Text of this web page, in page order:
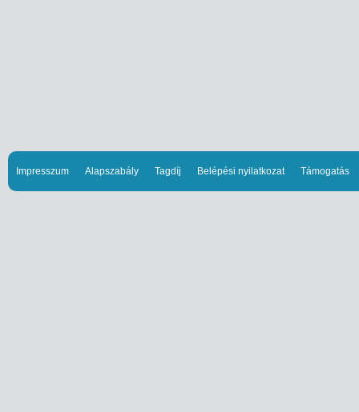
Impresszum Alapszabály Tagdíj Belépési nyilatkozat Támogatás